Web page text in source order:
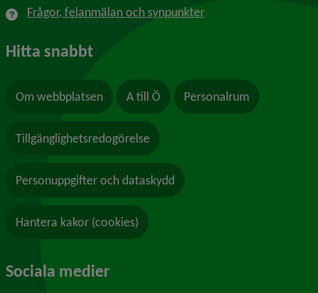
Frågor, felanmälan och synpunkter
Hitta snabbt
Om webbplatsen A till Ö Personalrum
Tillgänglighetsredogörelse
Personuppgifter och dataskydd
Hantera kakor (cookies)
Sociala medier